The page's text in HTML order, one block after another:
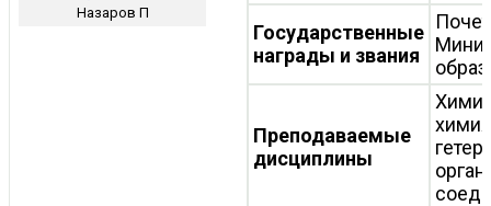
Назаров П
Государственные
награды и звания
Преподаваемые
дисциплины
химия